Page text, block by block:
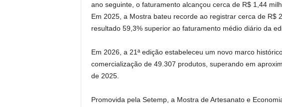
ano seguinte, o faturamento alcançou cerca de R$ 1,44
Em 2025, a Mostra bateu recorde ao registrar cerca de R$
resultado 59,3% superior ao faturamento médio diário da
Em 2026, a 21ª edição estabeleceu um novo marco
comercialização de 49.307 produtos, superando em
de 2025.
Promovida pela Setemp, a Mostra de Artesanato e